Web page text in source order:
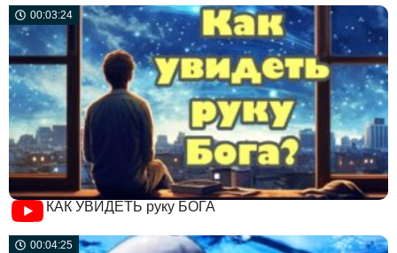
00:03:24
КАК УВИДЕТЬ руку БОГА
00:04:25